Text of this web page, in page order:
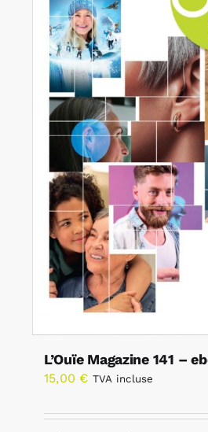
L’Ouïe Magazine 141 –
15,00 € TVA incluse